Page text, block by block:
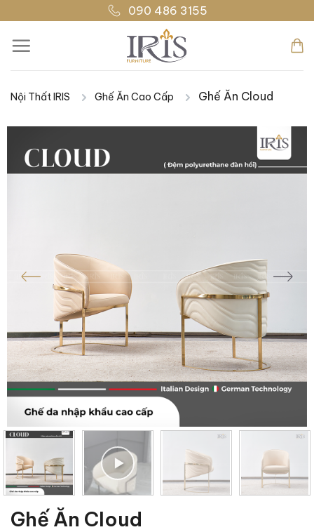
qua
nội
090 486 3155
Nội Thất IRIS | Ghế Ăn Cao Cấp | Ghế Ăn Cloud
Ghế Ăn Cloud